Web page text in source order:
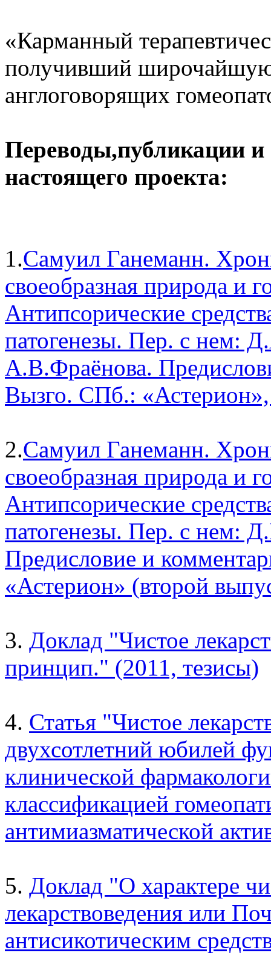
«Карманный
получивший широчайшую
англоговорящих
Переводы,публикации
настоящего проекта:
1.Самуил Ганеманн.
своеобразная природа и
Антипсорические
патогенезы. Пер. с нем:
А.В.Фраёнова.
Вызго. СПб.:
2.Самуил Ганеманн.
своеобразная природа и
Антипсорические
патогенезы. Пер. с нем:
Предисловие и
«Астерион» (второй
3. Доклад "Чистое
принцип." (2011, тезисы)
4. Статья "Чистое
двухсотлетний юбилей
клинической
классификацией
антимиазматической
5. Доклад "О характере
лекарствоведения или
антисикотическим